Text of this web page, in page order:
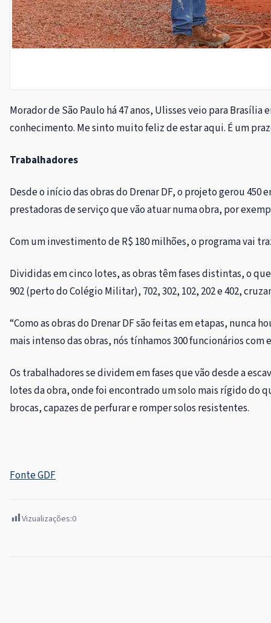
Morador de São Paulo há 47 anos, Ulisses veio para
conhecimento. Me sinto muito feliz de estar aqui. É um
Trabalhadores
Desde o início das obras do Drenar DF, o projeto gerou
prestadoras de serviço que vão atuar numa obra, por
Com um investimento de R$ 180 milhões, o programa vai
Divididas em cinco lotes, as obras têm fases distintas, o
902 (perto do Colégio Militar), 702, 302, 102, 202 e 402,
“Como as obras do Drenar DF são feitas em etapas,
mais intenso das obras, nós tínhamos 300 funcionários
Os trabalhadores se dividem em fases que vão desde a
lotes da obra, onde foi encontrado um solo mais rígido do
brocas, capazes de perfurar e romper solos resistentes.
Fonte GDF
Vizualizações:0